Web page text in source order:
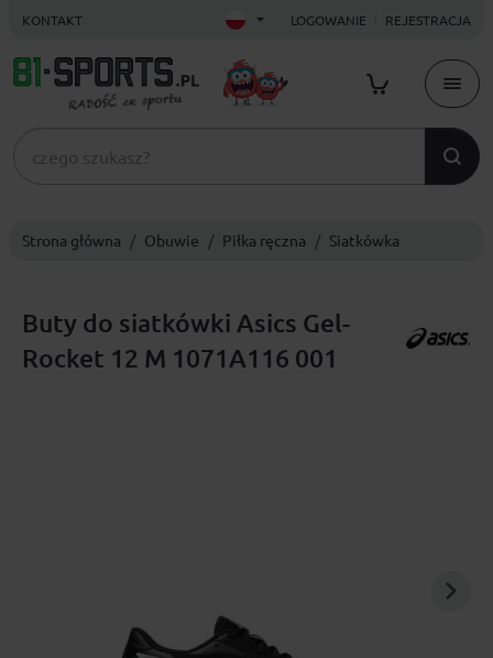
KONTAKT LOGOWANIE REJESTRACJA
Strona główna Obuwie Piłka ręczna Siatkówka
Buty do siatkówki Asics Gel-
Rocket 12 M 1071A116 001